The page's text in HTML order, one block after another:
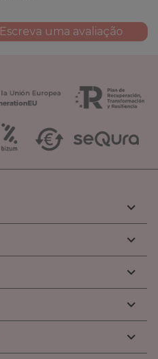
Escreva uma avaliação




